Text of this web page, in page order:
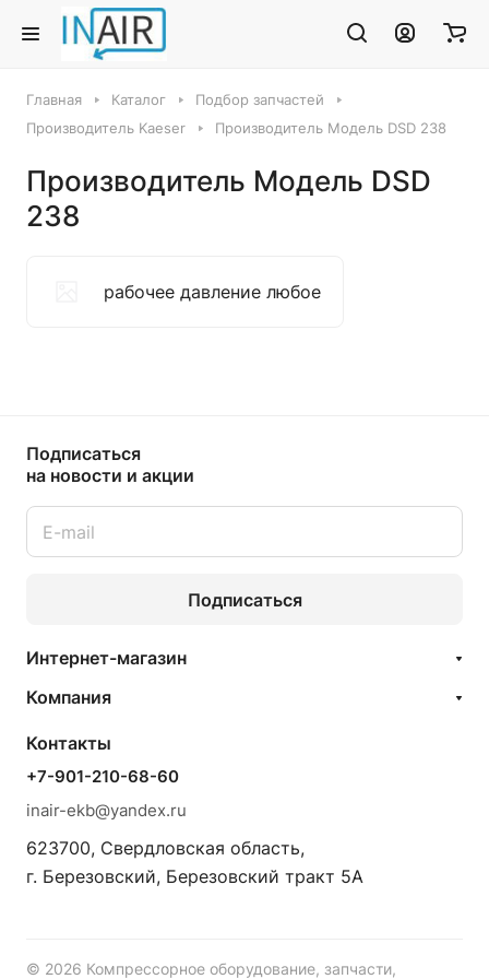
Главная Каталог
Подбор запчастей
Производитель Kaeser
Производитель Модель DSD 238
Производитель Модель DSD
238
рабочее давление любое
Подписаться
на новости и акции
Подписаться
Интернет-магазин
Компания
Контакты
+7-901-210-68-60
inair-ekb@yandex.ru
623700, Свердловская область,
г. Березовский, Березовский тракт 5А
© 2026 Компрессорное оборудование, запчасти,